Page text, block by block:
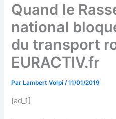
Quand le
national
du transport
EURACTIV.fr
Par Lambert Volpi/11/01/2019
[ad_1]